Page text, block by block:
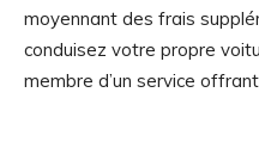
moyennant des frais
conduisez votre propre
membre d’un service